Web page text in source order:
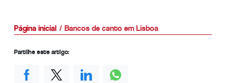
Página inicial Bancos de canto em Lisboa
Partilhe este artigo: